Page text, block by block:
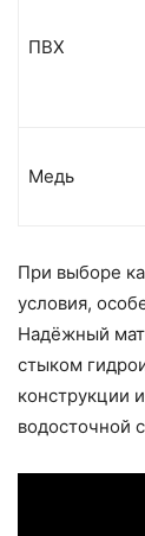
ПВХ
Медь
При выборе
условия,
Надёжный
стыком
конструкции
водосточной